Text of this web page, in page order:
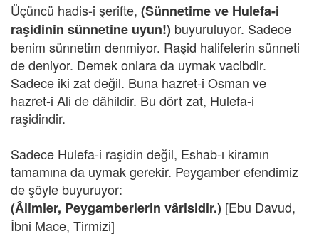
Üçüncü hadis-i şerifte, (Sünnetime ve Hulefa-i
raşidinin sünnetine uyun!) buyuruluyor. Sadece
benim sünnetim denmiyor. Raşid halifelerin sünneti
de deniyor. Demek onlara da uymak vacibdir.
Sadece iki zat değil. Buna hazret-i Osman ve
hazret-i Ali de dâhildir. Bu dört zat, Hulefa-i
raşidindir.
Sadece Hulefa-i raşidin değil, Eshab-ı kiramın
tamamına da uymak gerekir. Peygamber efendimiz
de şöyle buyuruyor:
(Âlimler, Peygamberlerin vârisidir.) [Ebu Davud,
İbni Mace, Tirmizi]